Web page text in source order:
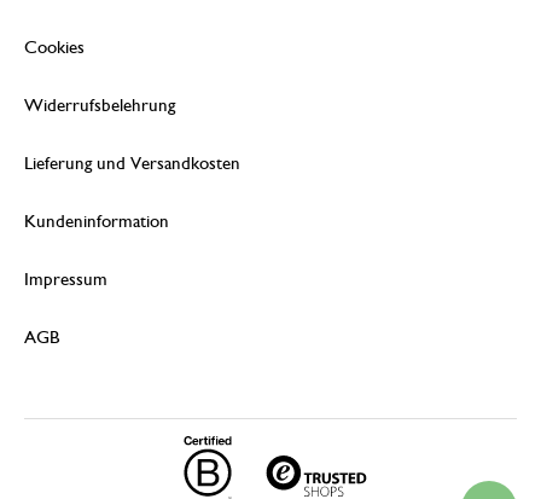
Cookies
Widerrufsbelehrung
Lieferung und Versandkosten
Kundeninformation
Impressum
AGB